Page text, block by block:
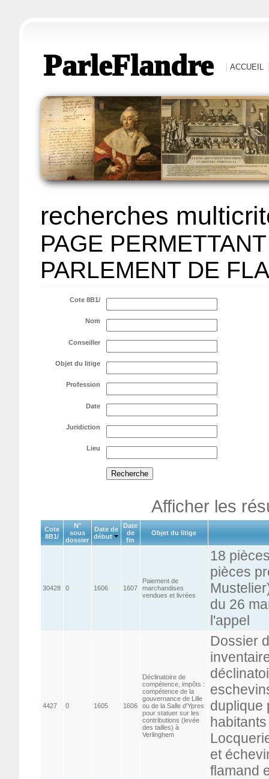
ParleFlandre ACCUEIL
recherches
PAGE
PARLEMENT DE
Cote 8B1/
Nom
Conseiller
Objet du litige
Profession
Date
Juridiction
Lieu
Afficher les
Cote
8B1/
N°
sous
dossier
Date de
début
Date
de
fin
Objet du litige
30428 0 1606 1607
Paiement de
marchandises
vendues et livrées
18
pièces
du 26
l'appel
4427 0 1605 1606
Déclinatoire de
compétence, impôts :
compétence de la
gouvernance de Lille
ou de la Salle d'Ypres
pour statuer sur les
contributions (levée
des tailles) à
Verlinghem
Dossier
duplique
et
flamand